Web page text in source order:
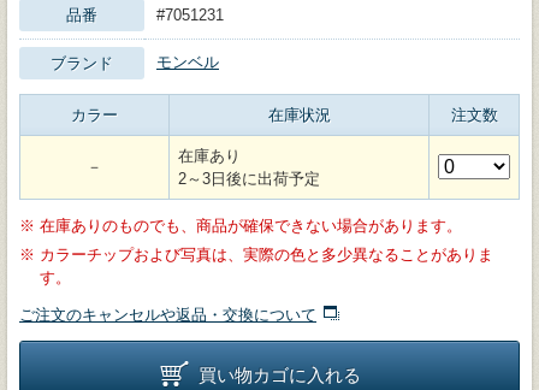
品番 #7051231
ブランド モンベル
カラー 在庫状況 注文数
－
在庫あり
2～3日後に出荷予定
※ 在庫ありのものでも、商品が確保できない場合があります。
※ カラーチップおよび写真は、実際の色と多少異なることがありま
す。
ご注文のキャンセルや返品・交換について
買い物カゴに入れる